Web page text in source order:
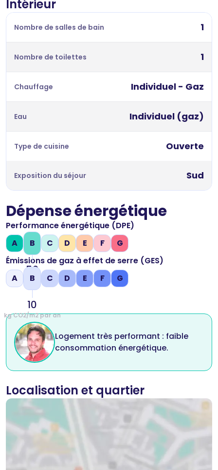
Intérieur
Nombre de salles de bain 1
Nombre de toilettes 1
Chauffage Individuel - Gaz
Eau Individuel (gaz)
Type de cuisine Ouverte
Exposition du séjour Sud
Dépense énergétique
Performance énergétique (DPE)
A
B
59
kWh/m2 par an
C D E F
G
Émissions de gaz à effet de serre (GES)
A
B
10
kg CO2/m2 par an
C D E F G
Logement très performant : faible
consommation énergétique.
Localisation et quartier